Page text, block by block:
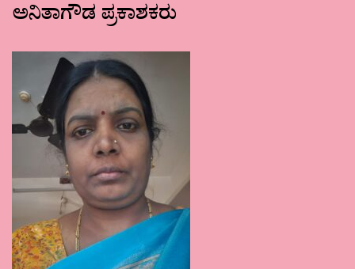
ಅನಿತಾಗೌಡ ಪ್ರಕಾಶಕರು